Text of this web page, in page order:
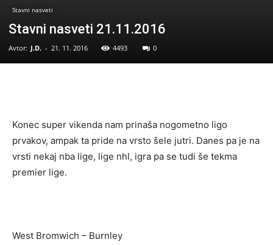
Stavni nasveti
Stavni nasveti 21.11.2016
Avtor: J.D. - 21. 11. 2016 4493 0
Konec super vikenda nam prinaša nogometno ligo
prvakov, ampak ta pride na vrsto šele jutri. Danes pa je na
vrsti nekaj nba lige, lige nhl, igra pa se tudi še tekma
premier lige.
West Bromwich – Burnley